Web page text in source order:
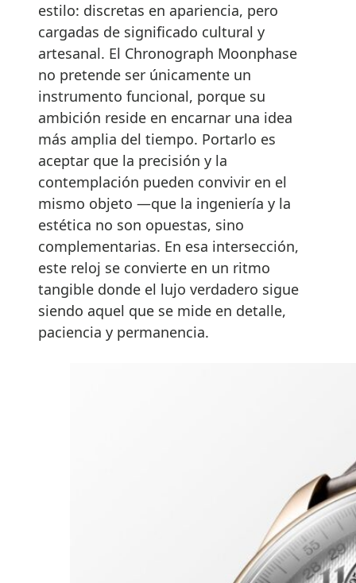
estilo: discretas en apariencia, pero
cargadas de significado cultural y
artesanal. El Chronograph Moonphase
no pretende ser únicamente un
instrumento funcional, porque su
ambición reside en encarnar una idea
más amplia del tiempo. Portarlo es
aceptar que la precisión y la
contemplación pueden convivir en el
mismo objeto —que la ingeniería y la
estética no son opuestas, sino
complementarias. En esa intersección,
este reloj se convierte en un ritmo
tangible donde el lujo verdadero sigue
siendo aquel que se mide en detalle,
paciencia y permanencia.